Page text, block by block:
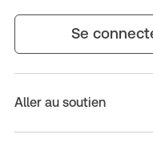
Se
Aller au soutien